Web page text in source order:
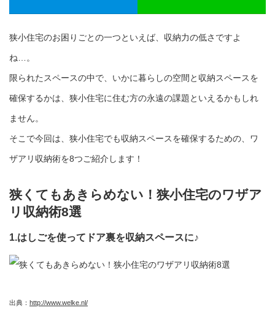
狭小住宅のお困りごとの一つといえば、収納力の低さですよ
ね…。
限られたスペースの中で、いかに暮らしの空間と収納スペースを
確保するかは、狭小住宅に住む方の永遠の課題といえるかもしれ
ません。
そこで今回は、狭小住宅でも収納スペースを確保するための、ワ
ザアリ収納術を8つご紹介します！
狭くてもあきらめない！狭小住宅のワザア
リ収納術8選
1.はしごを使ってドア裏を収納スペースに♪
出典： http://www.welke.nl/